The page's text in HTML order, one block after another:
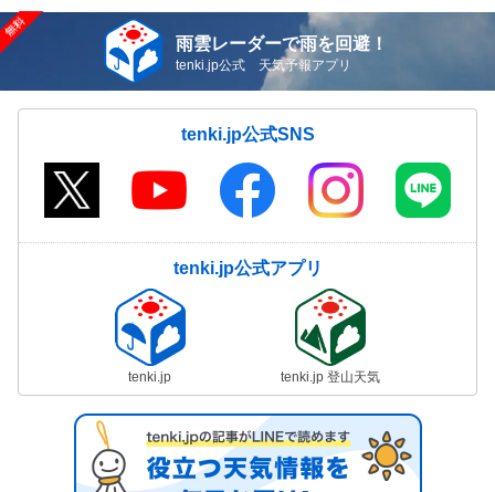
雨雲レーダーで雨を回避！
tenki.jp公式 天気予報アプリ
tenki.jp公式SNS
tenki.jp公式アプリ
tenki.jp tenki.jp 登山天気